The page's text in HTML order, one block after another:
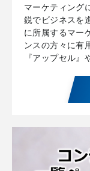
マーケティング
鋭でビジネスを
に所属するマー
ンスの方々に有
『アップセル